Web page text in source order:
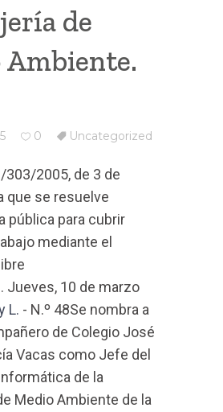
de
Ambiente.
0 Uncategorized
303/2005, de 3 de
que se resuelve
pública para cubrir
mediante el
Jueves, 10 de marzo
L. - N.º 48Se nombra a
de Colegio José
Vacas como Jefe del
de la
Medio Ambiente de la